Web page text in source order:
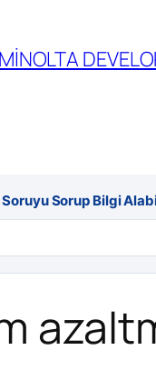
Sorup Bilgi